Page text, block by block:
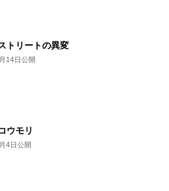
トリートの異変
14日公開
ウモリ
4日公開